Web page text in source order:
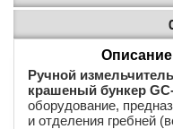
Описание
Ручной
крашеный бункер
оборудование,
и отделения гребней